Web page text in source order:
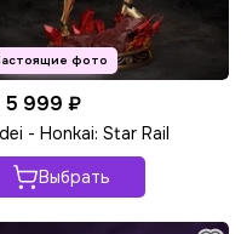
5 999 ₽
- Honkai: Star Rail
Выбрать